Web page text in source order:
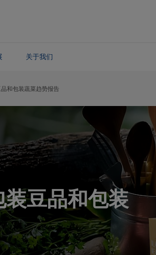
关于我们
和包装蔬菜趋势报告
豆品和包装